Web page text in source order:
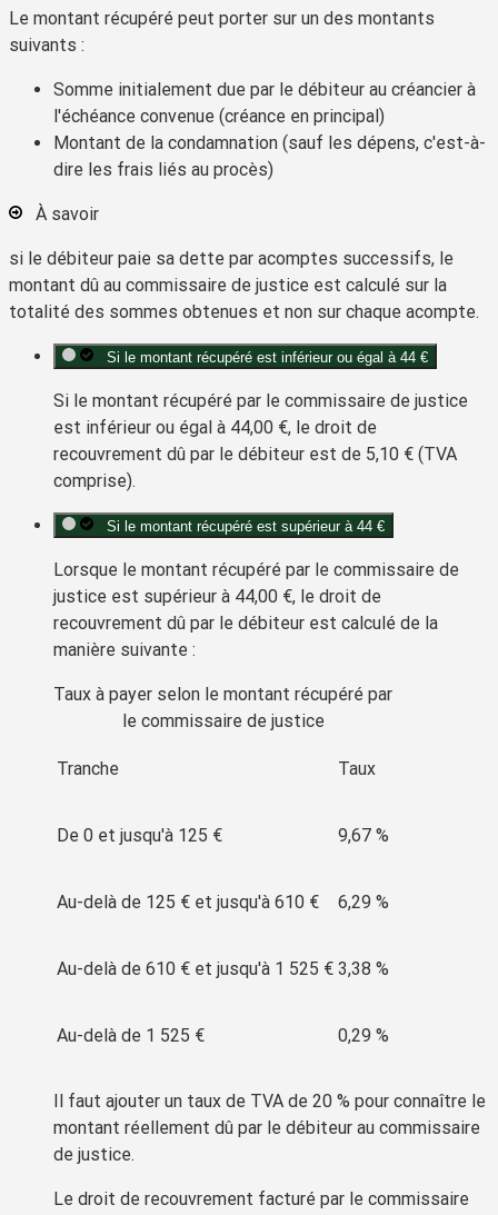
Le montant récupéré peut porter sur un des montants
suivants :
Somme initialement due par le débiteur au créancier à
l'échéance convenue (créance en principal)
Montant de la condamnation (sauf les dépens, c'est-à-
dire les frais liés au procès)
À savoir
si le débiteur paie sa dette par acomptes successifs, le
montant dû au commissaire de justice est calculé sur la
totalité des sommes obtenues et non sur chaque acompte.
Si le montant récupéré est inférieur ou égal à 44 €
Si le montant récupéré par le commissaire de justice
est inférieur ou égal à 44,00 €, le droit de
recouvrement dû par le débiteur est de 5,10 € (TVA
comprise).
Si le montant récupéré est supérieur à 44 €
Lorsque le montant récupéré par le commissaire de
justice est supérieur à 44,00 €, le droit de
recouvrement dû par le débiteur est calculé de la
manière suivante :
Taux à payer selon le montant récupéré par
le commissaire de justice
Tranche Taux
De 0 et jusqu'à 125 € 9,67 %
Au-delà de 125 € et jusqu'à 610 € 6,29 %
Au-delà de 610 € et jusqu'à 1 525 € 3,38 %
Au-delà de 1 525 € 0,29 %
Il faut ajouter un taux de TVA de 20 % pour connaître le
montant réellement dû par le débiteur au commissaire
de justice.
Le droit de recouvrement facturé par le commissaire